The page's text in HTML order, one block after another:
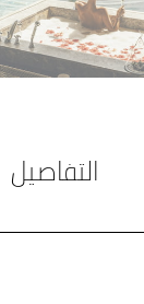
التفاصيل